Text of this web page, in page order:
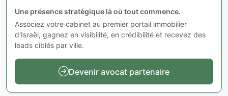
Une présence stratégique là où tout commence.
Associez votre cabinet au premier portail immobilier
d'Israël, gagnez en visibilité, en crédibilité et recevez des
leads ciblés par ville.
Devenir avocat partenaire